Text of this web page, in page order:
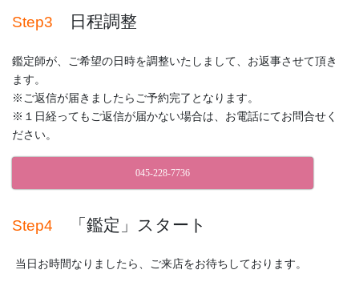
Step3 日程調整
鑑定師が、ご希望の日時を調整いたしまして、お返事させて頂き
ます。
※ご返信が届きましたらご予約完了となります。
※１日経ってもご返信が届かない場合は、お電話にてお問合せく
ださい。
045‐228‐7736
Step4 「鑑定」スタート
当日お時間なりましたら、ご来店をお待ちしております。